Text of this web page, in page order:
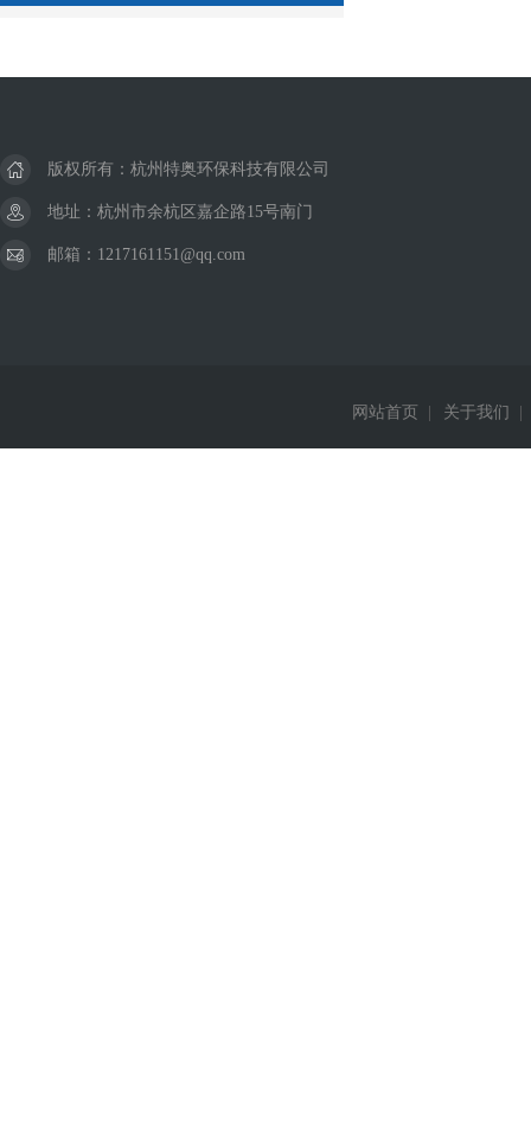
版权所有：杭州特奥环保科技有限公司
地址：杭州市余杭区嘉企路15号南门
邮箱：1217161151@qq.com
网站首页 关于我们